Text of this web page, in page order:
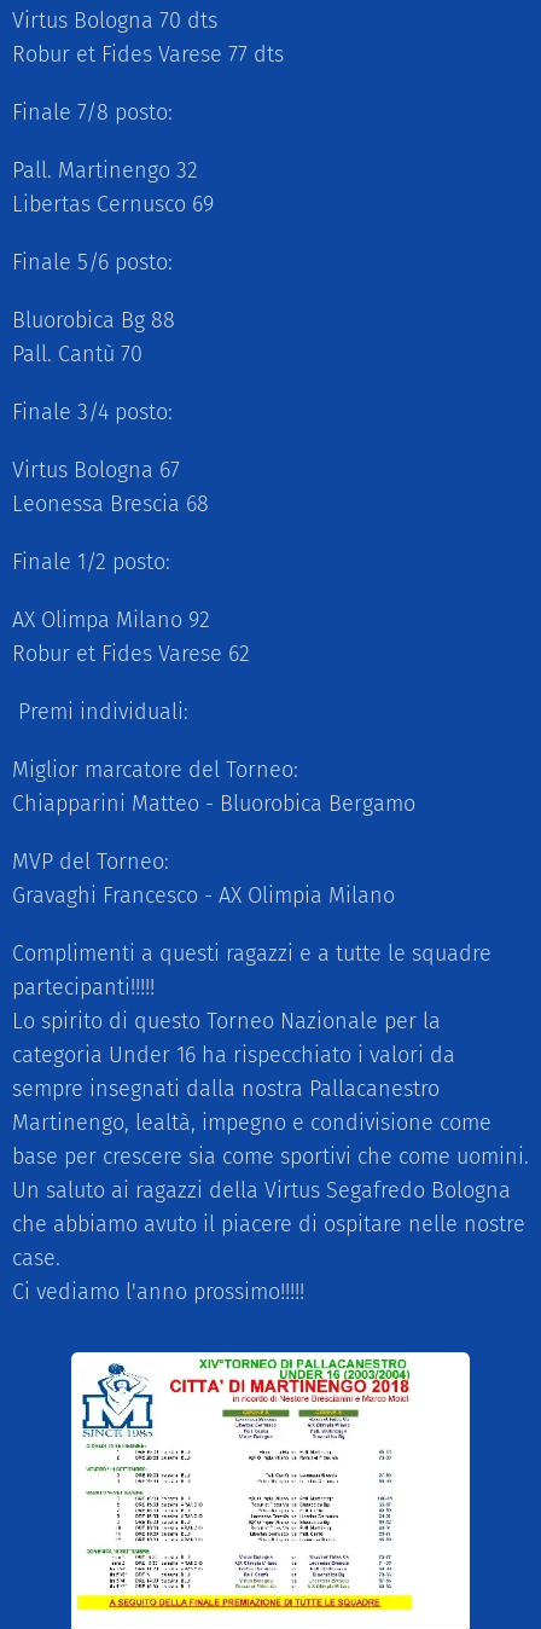
Virtus Bologna 70 dts
Robur et Fides Varese 77 dts
Finale 7/8 posto:
Pall. Martinengo 32
Libertas Cernusco 69
Finale 5/6 posto:
Bluorobica Bg 88
Pall. Cantù 70
Finale 3/4 posto:
Virtus Bologna 67
Leonessa Brescia 68
Finale 1/2 posto:
AX Olimpa Milano 92
Robur et Fides Varese 62
Premi individuali:
Miglior marcatore del Torneo:
Chiapparini Matteo - Bluorobica Bergamo
MVP del Torneo:
Gravaghi Francesco - AX Olimpia Milano
Complimenti a questi ragazzi e a tutte le squadre
partecipanti!!!!!
Lo spirito di questo Torneo Nazionale per la
categoria Under 16 ha rispecchiato i valori da
sempre insegnati dalla nostra Pallacanestro
Martinengo, lealtà, impegno e condivisione come
base per crescere sia come sportivi che come uomini.
Un saluto ai ragazzi della Virtus Segafredo Bologna
che abbiamo avuto il piacere di ospitare nelle nostre
case.
Ci vediamo l'anno prossimo!!!!!